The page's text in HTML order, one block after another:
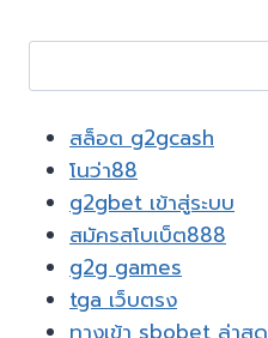
สล็อต g2gcash
โนว่า88
g2gbet เข้าสู่ระบบ
สมัครสโบเบ็ต888
g2g games
tga เว็บตรง